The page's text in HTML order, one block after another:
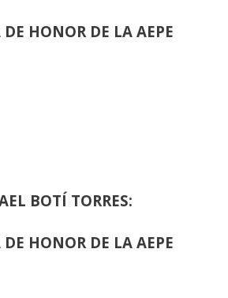
HONOR DE LA AEPE
BOTÍ TORRES:
HONOR DE LA AEPE